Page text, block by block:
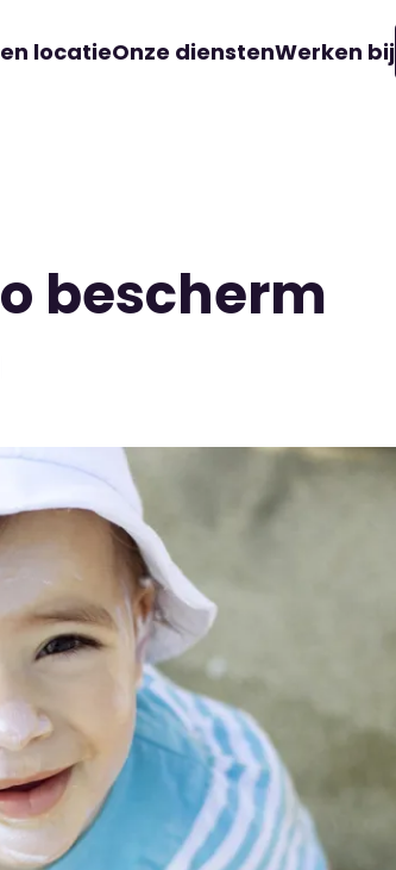
locatieOnze dienstenWerken bij
bescherm